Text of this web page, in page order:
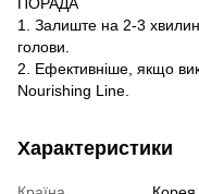
1. Залиште на 2-3
голови.
2. Ефективніше, якщо
Nourishing Line.
Характеристики